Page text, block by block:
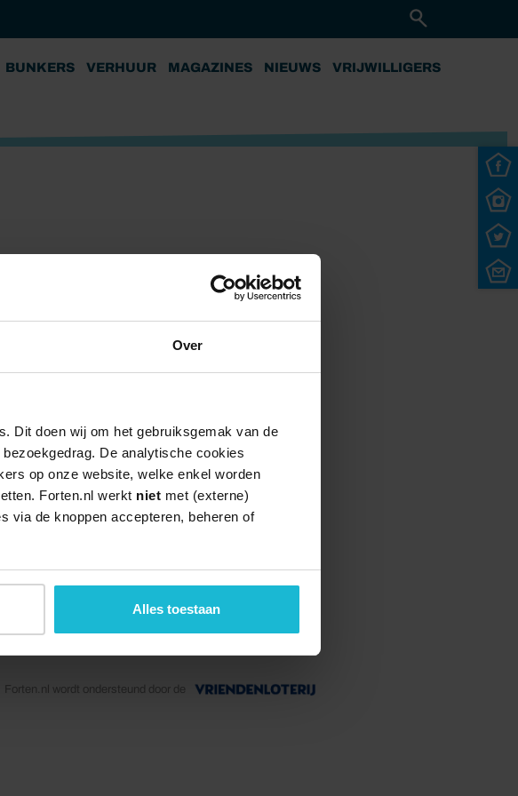
Over
Dit doen wij om het gebruiksgemak van de
De analytische cookies
op onze website, welke enkel worden
Forten.nl werkt niet met (externe)
via de knoppen accepteren, beheren of
Alles toestaan
BUNKERS VERHUUR MAGAZINES NIEUWS VRIJWILLIGERS
Forten.nl wordt ondersteund door de